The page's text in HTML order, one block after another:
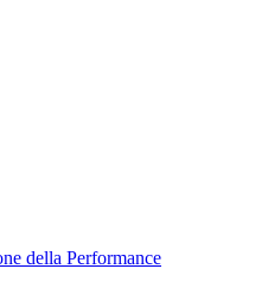
della Performance